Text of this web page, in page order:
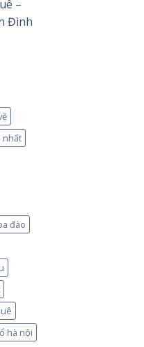
–
Đình
nhất
đào
hà nội